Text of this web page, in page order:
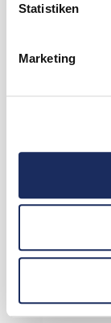
Statistiken
Marketing